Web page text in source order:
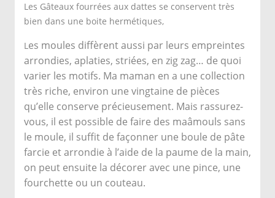
Les Gâteaux fourrées aux dattes se conservent très
bien dans une boite hermétiques,
Les moules diffèrent aussi par leurs empreintes
arrondies, aplaties, striées, en zig zag… de quoi
varier les motifs. Ma maman en a une collection
très riche, environ une vingtaine de pièces
qu’elle conserve précieusement. Mais rassurez-
vous, il est possible de faire des maâmouls sans
le moule, il suffit de façonner une boule de pâte
farcie et arrondie à l’aide de la paume de la main,
on peut ensuite la décorer avec une pince, une
fourchette ou un couteau.